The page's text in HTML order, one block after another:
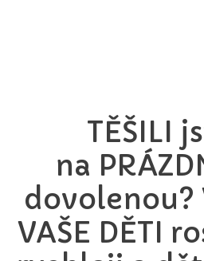
TĚŠILI
na
dovolenou?
VAŠE DĚTI